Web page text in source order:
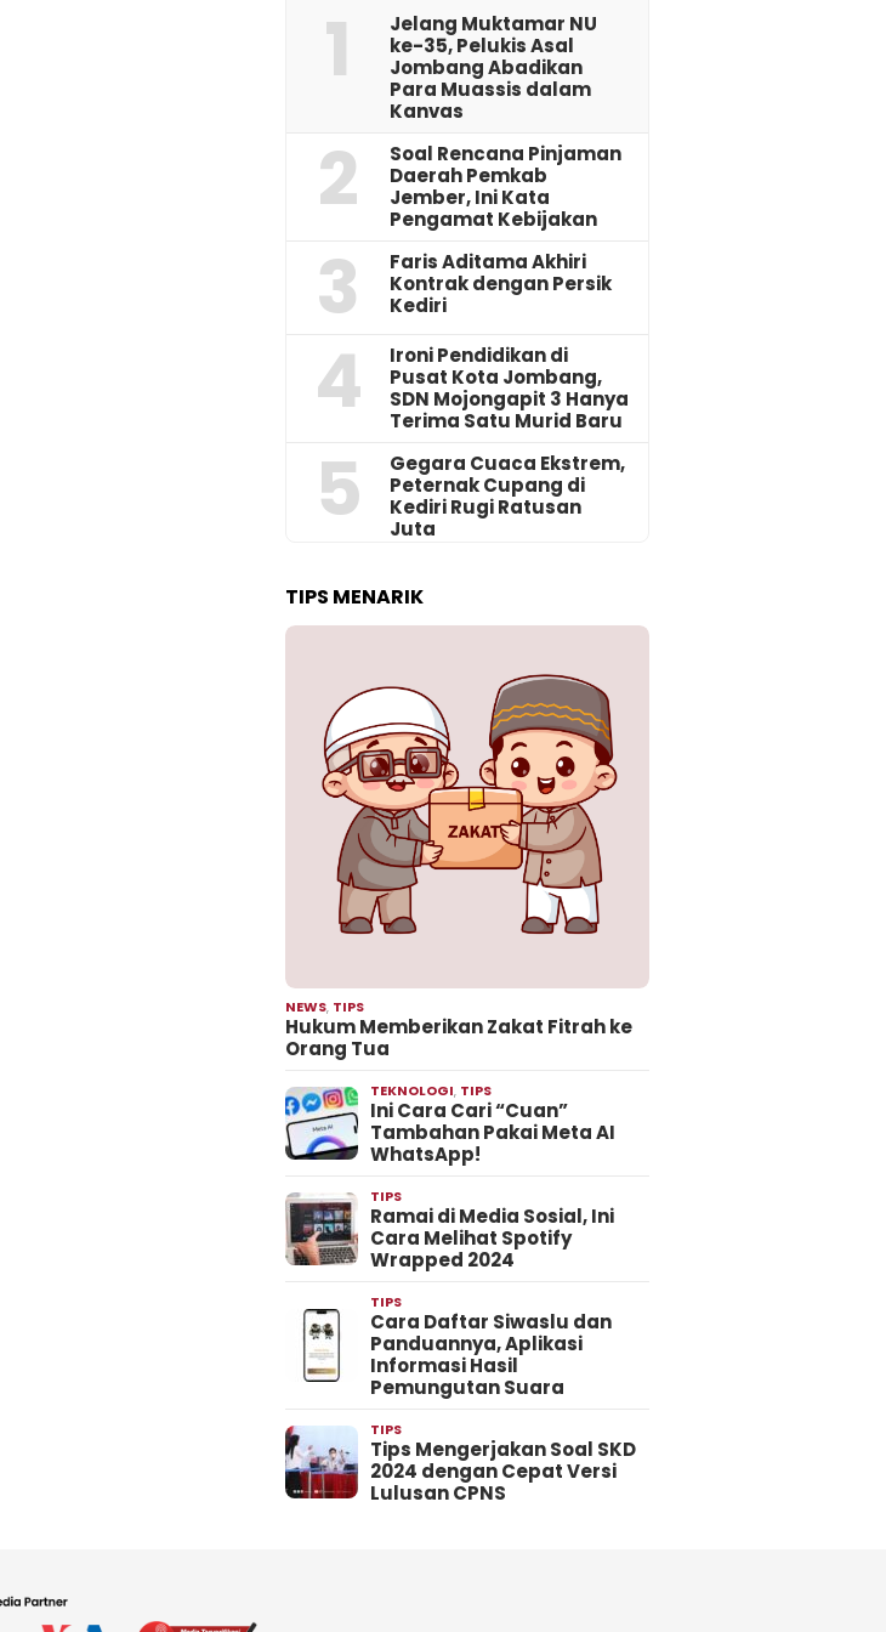
1
Jelang Muktamar NU
ke-35, Pelukis Asal
Jombang Abadikan
Para Muassis dalam
Kanvas
2
‎Soal Rencana Pinjaman
Daerah Pemkab
Jember, Ini Kata
Pengamat Kebijakan ‎
3
Faris Aditama Akhiri
Kontrak dengan Persik
Kediri
4
Ironi Pendidikan di
Pusat Kota Jombang,
SDN Mojongapit 3 Hanya
Terima Satu Murid Baru
5
‎Gegara Cuaca Ekstrem,
Peternak Cupang di
Kediri Rugi Ratusan
Juta
TIPS MENARIK
NEWS, TIPS
Hukum Memberikan Zakat Fitrah ke
Orang Tua
TEKNOLOGI, TIPS
Ini Cara Cari “Cuan”
Tambahan Pakai Meta AI
WhatsApp!
TIPS
Ramai di Media Sosial, Ini
Cara Melihat Spotify
Wrapped 2024
TIPS
Cara Daftar Siwaslu dan
Panduannya, Aplikasi
Informasi Hasil
Pemungutan Suara
TIPS
Tips Mengerjakan Soal SKD
2024 dengan Cepat Versi
Lulusan CPNS